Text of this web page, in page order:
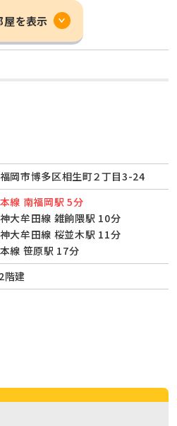
屋を表示
岡市博多区相生町２丁目3-24
線 南福岡駅 5分
大牟田線 雑餉隈駅 10分
大牟田線 桜並木駅 11分
線 笹原駅 17分
階建